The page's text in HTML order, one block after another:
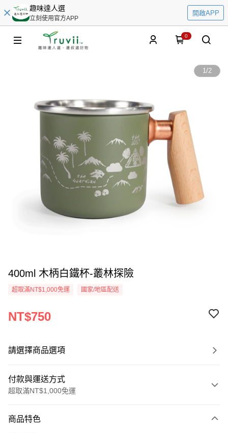
趣味達人選
立刻使用官方APP
開啟APP
0
1/2
400ml 木柄白鐵杯-叢林探險
超取滿NT$1,000免運 國家/地區配送
NT$750
請選擇商品選項
付款與運送方式
超取滿NT$1,000免運
信用卡一次付款
商品特色